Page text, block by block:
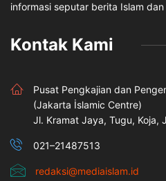
informasi seputar berita Islam
Kontak Kami
Pusat Pengkajian dan
(Jakarta İslamic Centre)
Jl. Kramat Jaya, Tugu, Koja,
021–21487513
redaksi@mediaislam.id